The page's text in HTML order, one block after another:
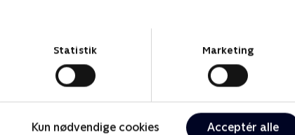
Statistik Marketing
Kun nødvendige cookies Acceptér alle
- The Ninth Jedi LEGO filmen 2
2019 • Film • 1 t. 47 min